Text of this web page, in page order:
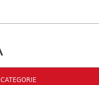
CATEGORIE